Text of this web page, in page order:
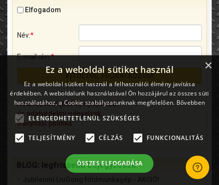
Elfogadom
Név:*
E-mail cím:*
Adatvédelmi (GDPR) nyilatkozat
és adatvédelmi irányelvek,
Irányítási politika
BLOG: legfrissebb bejegyzések
×
Ez a weboldal sütiket használ
Ez a weboldal sütiket használ a felhasználói élmény javítása
érdekében. A weboldalunk használatával Ön hozzájárul az összes süti
használatához, a Cookie szabályzatunknak megfelelően. Bővebben
ELENGEDHETETLENÜL SZÜKSÉGES
TELJESÍTMÉNY CÉLZÁS FUNKCIONALITÁS
ÖSSZES ELFOGADÁSA